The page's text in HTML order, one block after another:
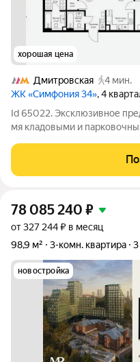
хорошая цена
Дмитровская
4 мин.
ЖК «Симфония 34», 4
Id 65022. Эксклюзивное
мя кладовыми и
башни Сrystal: панорамные
светом, а виды на город и
78 085 240 ₽
от 327 244 ₽ в месяц
98,9 м²
3-комн. квартира 3
новостройка